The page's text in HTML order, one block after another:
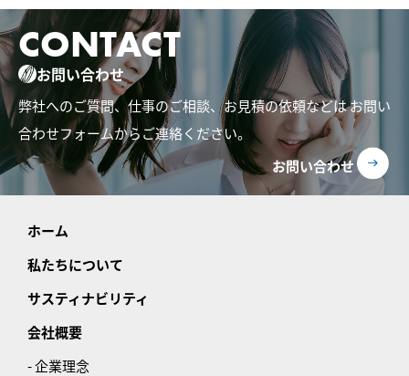
CONTACT
お問い合わせ
弊社へのご質問、仕事のご相談、お見積の依頼などはお問い
合わせフォームからご連絡ください。
お問い合わせ
ホーム
私たちについて
サスティナビリティ
会社概要
- 企業理念